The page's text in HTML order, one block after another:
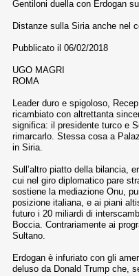
Gentiloni duella con Erdogan
Distanze sulla Siria anche nel
Pubblicato il 06/02/2018
UGO MAGRI
ROMA
Leader duro e spigoloso,
ricambiato con altrettanta
significa: il presidente turco e
rimarcarlo. Stessa cosa a
in Siria.
Sull’altro piatto della bilancia,
cui nel giro diplomatico pare
sostiene la mediazione Onu,
posizione italiana, e ai piani
futuro i 20 miliardi di
Boccia. Contrariamente ai
Sultano.
Erdogan è infuriato con gli
deluso da Donald Trump che,